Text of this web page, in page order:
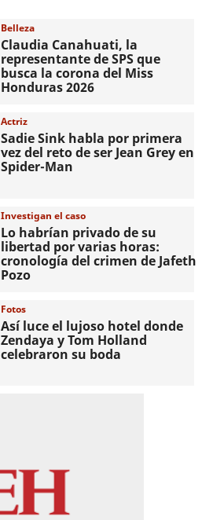
Belleza
Claudia Canahuati, la
representante de SPS que
busca la corona del Miss
Honduras 2026
Actriz
Sadie Sink habla por primera
vez del reto de ser Jean Grey en
Spider-Man
Investigan el caso
Lo habrían privado de su
libertad por varias horas:
cronología del crimen de Jafeth
Pozo
Fotos
Así luce el lujoso hotel donde
Zendaya y Tom Holland
celebraron su boda